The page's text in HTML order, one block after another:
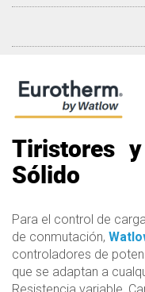
Tiristores
Sólido
Para el control de
de conmutación,
controladores de
que se adaptan a